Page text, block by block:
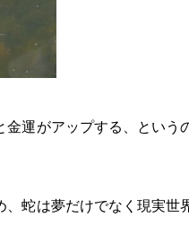
運がアップする、という
、蛇は夢だけでなく現実世